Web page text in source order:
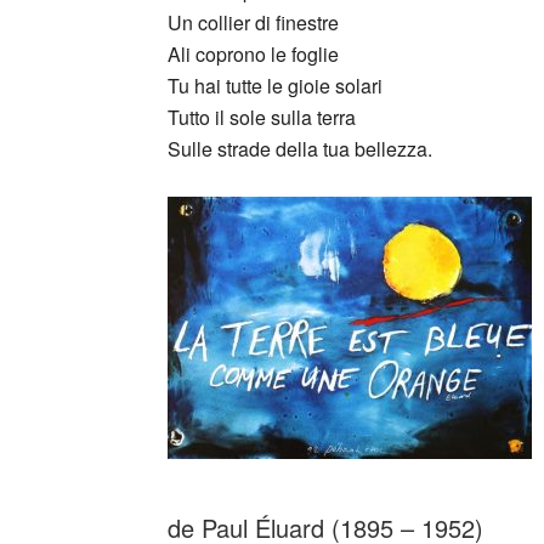
Un collier di finestre
Ali coprono le foglie
Tu hai tutte le gioie solari
Tutto il sole sulla terra
Sulle strade della tua bellezza.
de Paul Éluard (1895 – 1952)